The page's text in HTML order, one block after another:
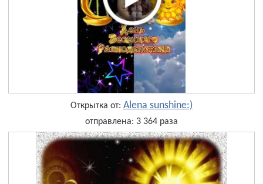
Открытка от: Alena sunshine:)
отправлена: 3 364 раза